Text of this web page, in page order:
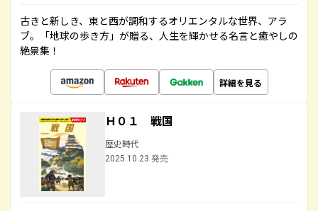
古きと新しき、東と西が調和するオリエンタルな世界、アラ
ブ。「地球の歩き方」が贈る、人生を輝かせる名言と癒やしの
絶景集！
詳細を見る
Ｈ０１ 戦国
歴史時代
2025.10.23 発売